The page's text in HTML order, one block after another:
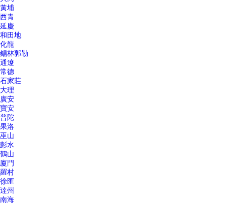
黃埔
西青
延慶
和田地
化龍
錫林郭勒
通遼
常德
石家莊
大理
廣安
寶安
普陀
果洛
巫山
彭水
鶴山
廈門
羅村
徐匯
達州
南海